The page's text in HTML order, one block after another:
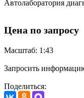
Автолаборатория
Цена по запросу
Масштаб: 1:43
Запросить
Поделиться: